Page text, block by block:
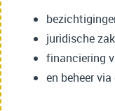
juridische
financiering
en beheer